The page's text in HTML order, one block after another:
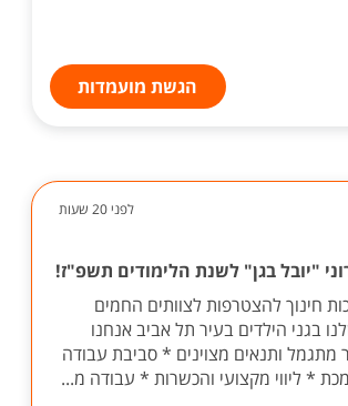
הגשת מועמדות
לפני 20 שעות
"יובל בגן" לשנת הלימודים תשפ"ז!
חינוך להצטרפות לצוותים החמים
בגני הילדים בעיר תל אביב אנחנו
מתגמל ותנאים מצוינים * סביבת עבודה
* ליווי מקצועי והכשרות * עבודה מ...